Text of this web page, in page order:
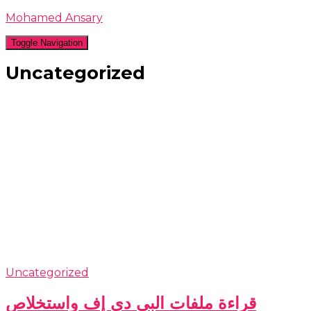
Mohamed Ansary
Toggle Navigation
Uncategorized
Uncategorized
قراءة ملفات البي دي إف واستخلاص